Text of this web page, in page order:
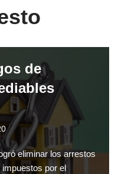
de
eliminar los arrestos
por el